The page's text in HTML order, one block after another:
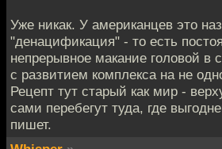
Уже никак. У американцев это
"денацификация" - то есть
непрерывное макание головой в
с развитием комплекса на не
Рецепт тут старый как мир -
сами перебегут туда, где
пишет.